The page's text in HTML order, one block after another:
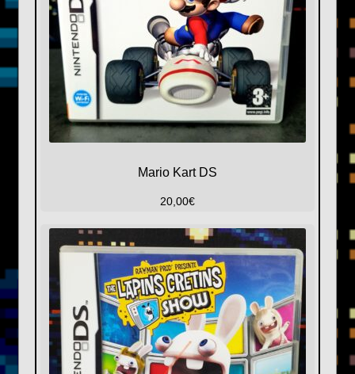
Mario Kart DS
20,00€